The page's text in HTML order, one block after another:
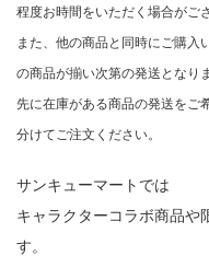
程度お時間をいただく場合がご
また、他の商品と同時にご購入
の商品が揃い次第の発送となり
先に在庫がある商品の発送をご
分けてご注文ください。
サンキューマートでは
キャラクターコラボ商品や
す。